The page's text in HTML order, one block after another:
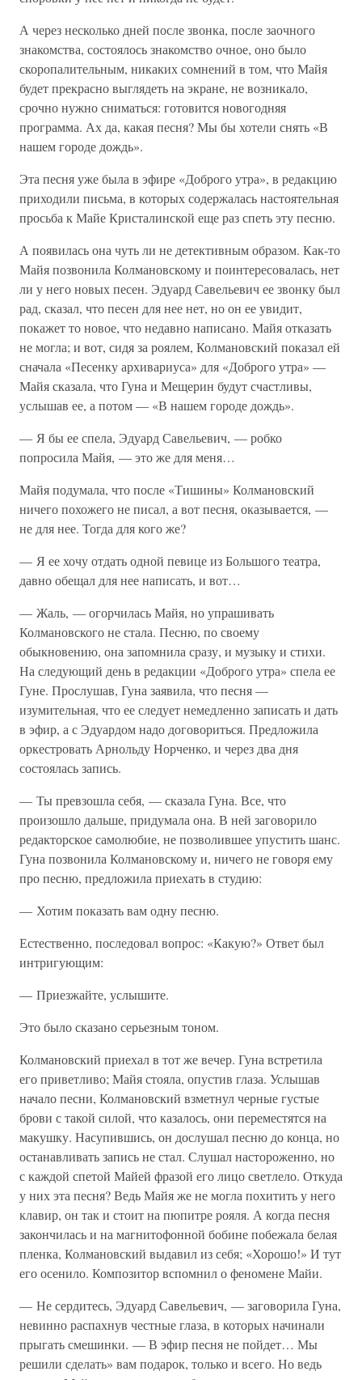
А через несколько дней после звонка, после заочного
знакомства, состоялось знакомство очное, оно было
скоропалительным, никаких сомнений в том, что Майя
будет прекрасно выглядеть на экране, не возникало,
срочно нужно сниматься: готовится новогодняя
программа. Ах да, какая песня? Мы бы хотели снять «В
нашем городе дождь».
Эта песня уже была в эфире «Доброго утра», в редакцию
приходили письма, в которых содержалась настоятельная
просьба к Майе Кристалинской еще раз спеть эту песню.
А появилась она чуть ли не детективным образом. Как-то
Майя позвонила Колмановскому и поинтересовалась, нет
ли у него новых песен. Эдуард Савельевич ее звонку был
рад, сказал, что песен для нее нет, но он ее увидит,
покажет то новое, что недавно написано. Майя отказать
не могла; и вот, сидя за роялем, Колмановский показал ей
сначала «Песенку архивариуса» для «Доброго утра» —
Майя сказала, что Гуна и Мещерин будут счастливы,
услышав ее, а потом — «В нашем городе дождь».
— Я бы ее спела, Эдуард Савельевич, — робко
попросила Майя, — это же для меня…
Майя подумала, что после «Тишины» Колмановский
ничего похожего не писал, а вот песня, оказывается, —
не для нее. Тогда для кого же?
— Я ее хочу отдать одной певице из Большого театра,
давно обещал для нее написать, и вот…
— Жаль, — огорчилась Майя, но упрашивать
Колмановского не стала. Песню, по своему
обыкновению, она запомнила сразу, и музыку и стихи.
На следующий день в редакции «Доброго утра» спела ее
Гуне. Прослушав, Гуна заявила, что песня —
изумительная, что ее следует немедленно записать и дать
в эфир, а с Эдуардом надо договориться. Предложила
оркестровать Арнольду Норченко, и через два дня
состоялась запись.
— Ты превзошла себя, — сказала Гуна. Все, что
произошло дальше, придумала она. В ней заговорило
редакторское самолюбие, не позволившее упустить шанс.
Гуна позвонила Колмановскому и, ничего не говоря ему
про песню, предложила приехать в студию:
— Хотим показать вам одну песню.
Естественно, последовал вопрос: «Какую?» Ответ был
интригующим:
— Приезжайте, услышите.
Это было сказано серьезным тоном.
Колмановский приехал в тот же вечер. Гуна встретила
его приветливо; Майя стояла, опустив глаза. Услышав
начало песни, Колмановский взметнул черные густые
брови с такой силой, что казалось, они переместятся на
макушку. Насупившись, он дослушал песню до конца, но
останавливать запись не стал. Слушал настороженно, но
с каждой спетой Майей фразой его лицо светлело. Откуда
у них эта песня? Ведь Майя же не могла похитить у него
клавир, он так и стоит на пюпитре рояля. А когда песня
закончилась и на магнитофонной бобине побежала белая
пленка, Колмановский выдавил из себя; «Хорошо!» И тут
его осенило. Композитор вспомнил о феномене Майи.
— Не сердитесь, Эдуард Савельевич, — заговорила Гуна,
невинно распахнув честные глаза, в которых начинали
прыгать смешинки. — В эфир песня не пойдет… Мы
решили сделать» вам подарок, только и всего. Но ведь